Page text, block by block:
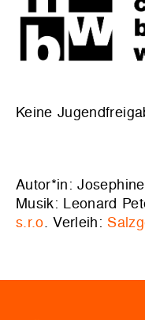
Keine
Autor*in:
Musik: Leonard
s.r.o. Verleih: